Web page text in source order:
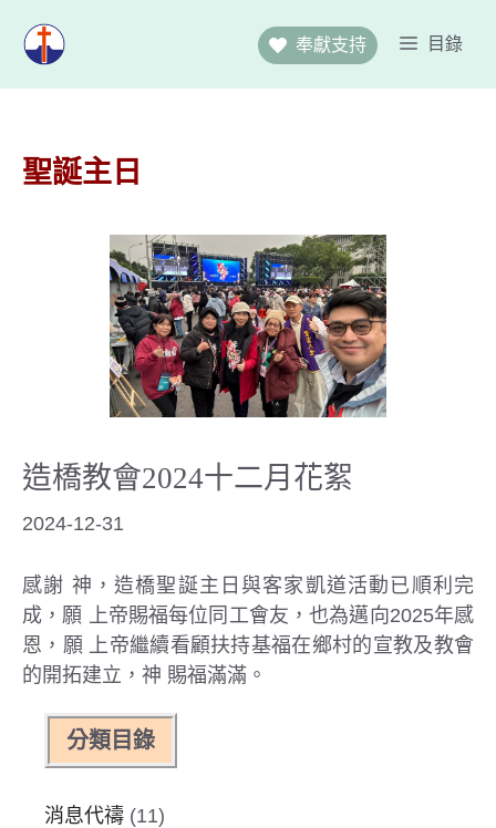
目錄
奉獻支持
聖誕主日
造橋教會2024十二月花絮
2024-12-31
感謝 神，造橋聖誕主日與客家凱道活動已順利完
成，願 上帝賜福每位同工會友，也為邁向2025年感
恩，願 上帝繼續看顧扶持基福在鄉村的宣教及教會
的開拓建立，神 賜福滿滿。
分類目錄
消息代禱 (11)